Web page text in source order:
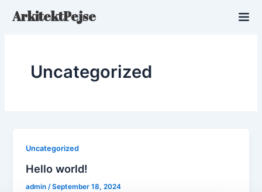
ArkitektPejse
Uncategorized
Uncategorized
Hello world!
admin/September 18, 2024